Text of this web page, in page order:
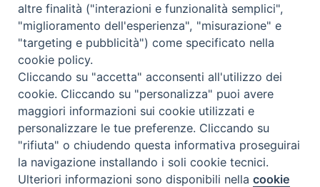
Piazza Giovene 4 – 70056 Molfetta (BA)
comunicazionisociali@diocesimolfetta.it
SEGUICI SU
Facebook
Instagram
X YouTube
Feed
Privacy Policy - trasparenza
© 2016 - 2026 Diocesi Molfetta Ruvo Giovinazzo Terlizzi
Preferenze Cookie
altre finalità ("interazioni e funzionalità semplici",
"miglioramento dell'esperienza", "misurazione" e
"targeting e pubblicità") come specificato nella
cookie policy.
Cliccando su "accetta" acconsenti all'utilizzo dei
cookie. Cliccando su "personalizza" puoi avere
maggiori informazioni sui cookie utilizzati e
personalizzare le tue preferenze. Cliccando su
"rifiuta" o chiudendo questa informativa proseguirai
la navigazione installando i soli cookie tecnici.
Ulteriori informazioni sono disponibili nellacookie